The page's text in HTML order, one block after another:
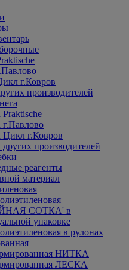
г.Ковров
производителей
г.Павлово
Цикл г.Ковров
производителей
реагенты
материал
СОТКА' в
упаковке
в рулонах
НИТКА
ЛЕСКА